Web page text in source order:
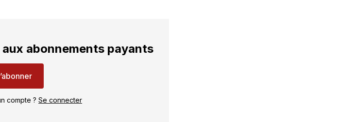
abonnements payants
compte ? Se connecter